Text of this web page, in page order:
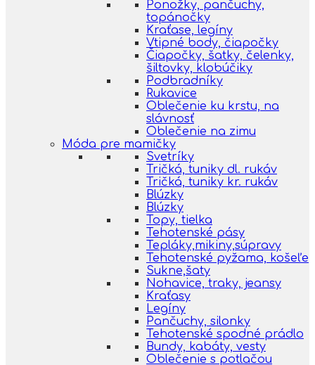
Ponožky, pančuchy,
topánočky
Kraťase, legíny
Vtipné body, čiapočky
Čiapočky, šatky, čelenky,
šiltovky, klobúčiky
Podbradníky
Rukavice
Oblečenie ku krstu, na
slávnosť
Oblečenie na zimu
Móda pre mamičky
Svetríky
Tričká, tuniky dl. rukáv
Tričká, tuniky kr. rukáv
Blúzky
Blúzky
Topy, tielka
Tehotenské pásy
Tepláky,mikiny,súpravy
Tehotenské pyžama, košeľe
Sukne,šaty
Nohavice, traky, jeansy
Kraťasy
Legíny
Pančuchy, silonky
Tehotenské spodné prádlo
Bundy, kabáty, vesty
Oblečenie s potlačou